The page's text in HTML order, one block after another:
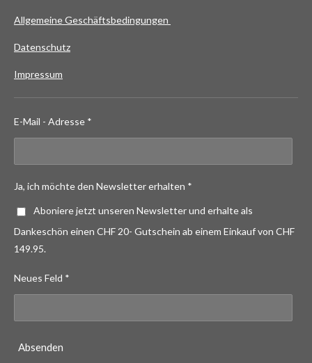
Allgemeine Geschäftsbedingungen
Datenschutz
Impressum
E-Mail - Adresse *
Ja, ich möchte den Newsletter erhalten *
Aboniere jetzt unseren Newsletter und erhalte als
Dankeschön einen CHF 20- Gutschein ab einem Einkauf von CHF
149.95.
Neues Feld *
Absenden